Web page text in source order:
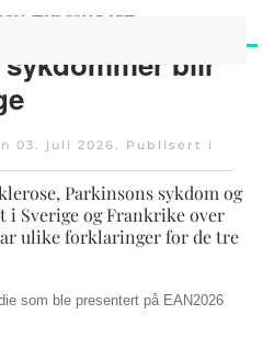
blir
03. juli 2026. Publisert i
Parkinsons sykdom og
Sverige og Frankrike over
ulike forklaringer for de tre
som ble presentert på EAN2026